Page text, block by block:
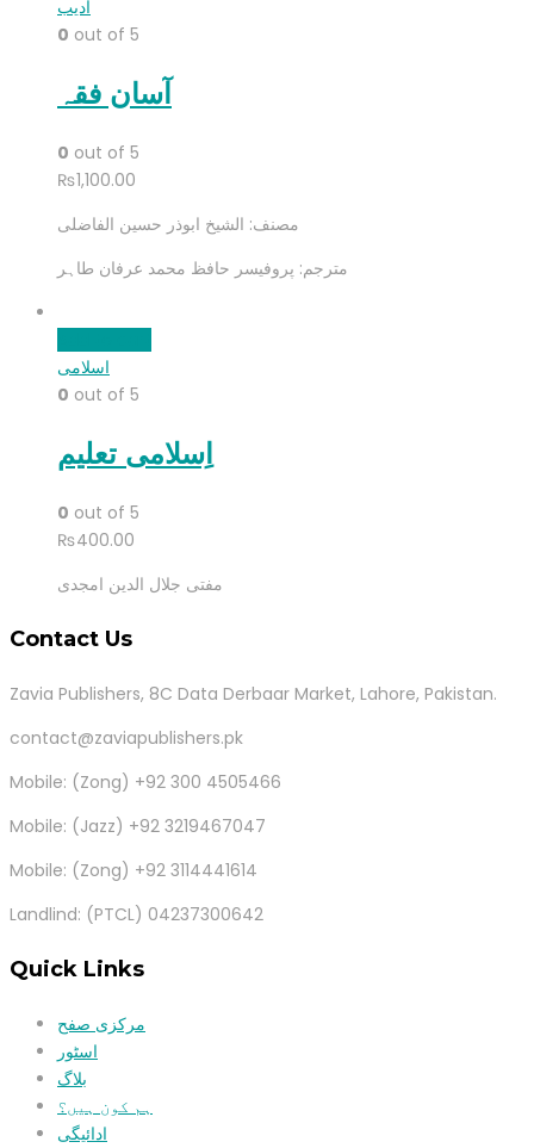
ادیب
0 out of 5
آسان فقہ
0 out of 5
₨1,100.00
مصنف: الشیخ ابوذر حسین الفاضلی
مترجم: پروفیسر حافظ محمد عرفان طاہر
اسلامی
0 out of 5
اِسلامی تعلیم
0 out of 5
₨400.00
مفتی جلال الدین امجدی
Contact Us
Zavia Publishers, 8C Data Derbaar Market, Lahore, Pakistan.
contact@zaviapublishers.pk
Mobile: (Zong) +92 300 4505466
Mobile: (Jazz) +92 3219467047
Mobile: (Zong) +92 3114441614
Landlind: (PTCL) 04237300642
Quick Links
مرکزی صفح
اسٹور
بلاگ
ہم کون ہیں؟
ادائیگی